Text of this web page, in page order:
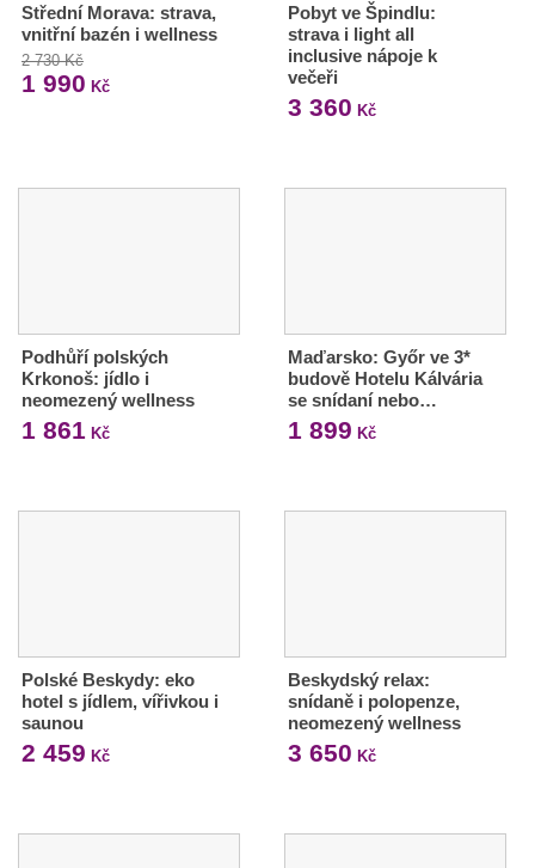
Střední Morava: strava,
vnitřní bazén i wellness
2 730 Kč
1 990 Kč
Pobyt ve Špindlu:
strava i light all
inclusive nápoje k
večeři
3 360 Kč
Podhůří polských
Krkonoš: jídlo i
neomezený wellness
1 861 Kč
Maďarsko: Győr ve 3*
budově Hotelu Kálvária
se snídaní nebo…
1 899 Kč
Polské Beskydy: eko
hotel s jídlem, vířivkou i
saunou
2 459 Kč
Beskydský relax:
snídaně i polopenze,
neomezený wellness
3 650 Kč